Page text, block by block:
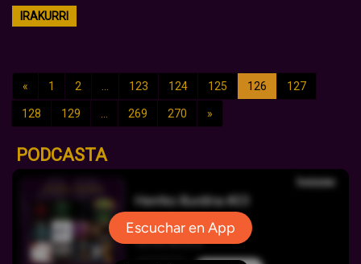
IRAKURRI
« 1 2 123 124 125 126 127
128 129 269 270 »
PODCASTA